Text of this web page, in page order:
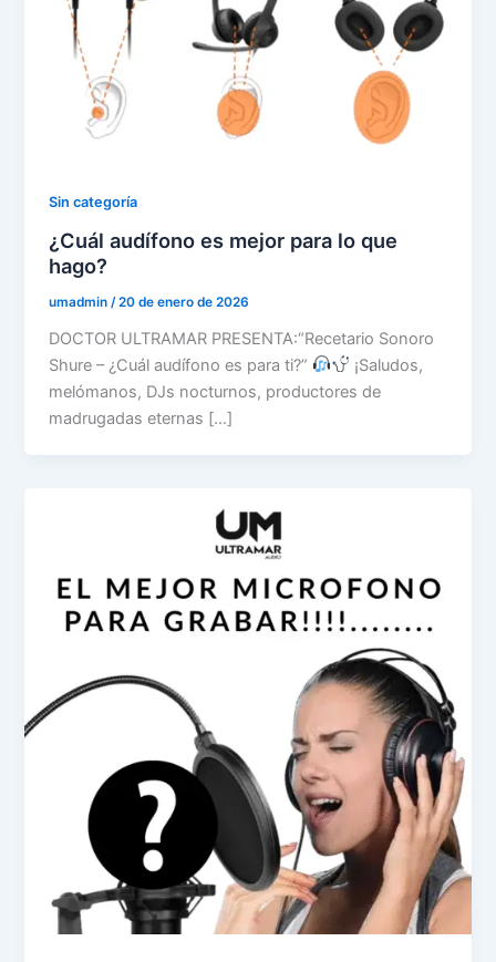
Sin categoría
¿Cuál audífono es mejor para lo que
hago?
umadmin /20 de enero de 2026
DOCTOR ULTRAMAR PRESENTA:“Recetario Sonoro
Shure – ¿Cuál audífono es para ti?”
¡Saludos,
melómanos, DJs nocturnos, productores de
madrugadas eternas […]